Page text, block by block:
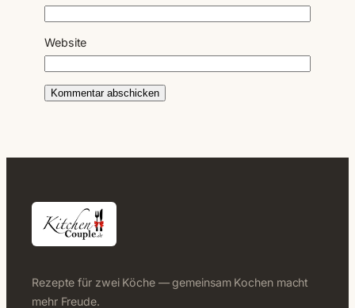
Website
Rezepte für zwei Köche — gemeinsam Kochen macht
mehr Freude.